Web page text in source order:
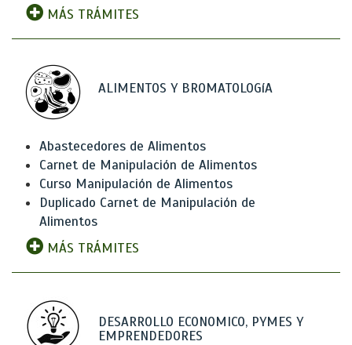
MÁS TRÁMITES
ALIMENTOS Y BROMATOLOGíA
Abastecedores de Alimentos
Carnet de Manipulación de Alimentos
Curso Manipulación de Alimentos
Duplicado Carnet de Manipulación de
Alimentos
MÁS TRÁMITES
DESARROLLO ECONOMICO, PYMES Y
EMPRENDEDORES